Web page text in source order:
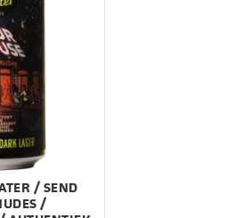
/ SEND
/